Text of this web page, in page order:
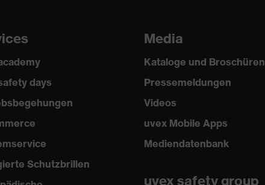
days
Schutzbrillen
Media
Kataloge und Broschüren
Pressemeldungen
Videos
uvex Mobile Apps
Mediendatenbank
uvex safety group